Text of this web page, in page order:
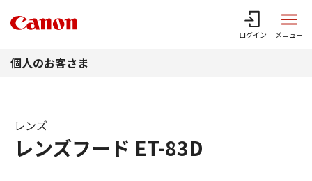
ログイン メニュー
個人のお客さま
レンズフード ET-83D
レンズ